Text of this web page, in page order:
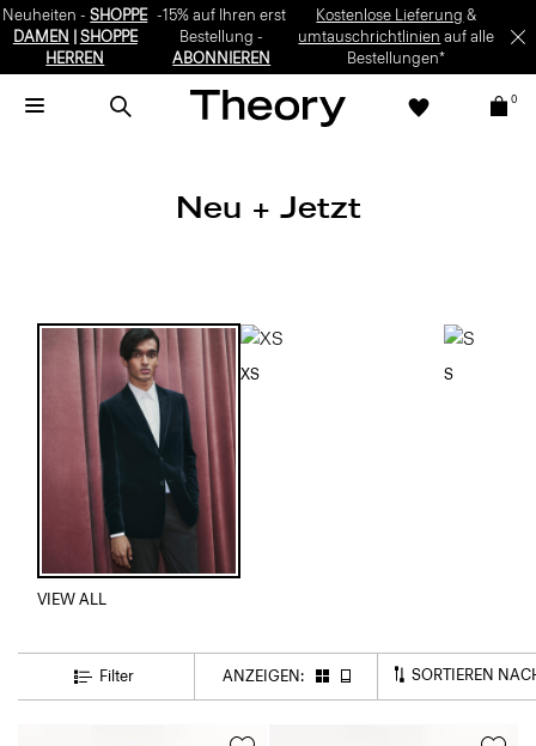
Neuheiten - SHOPPE
DAMEN
SHOPPE
HERREN
-15% auf Ihren erst
Bestellung -
ABONNIEREN
Kostenlose Lieferung &
umtauschrichtlinien auf alle
Bestellungen*
0
Neu + Jetzt
VIEW ALL
XS S
Filter ANZEIGEN: SORTIEREN